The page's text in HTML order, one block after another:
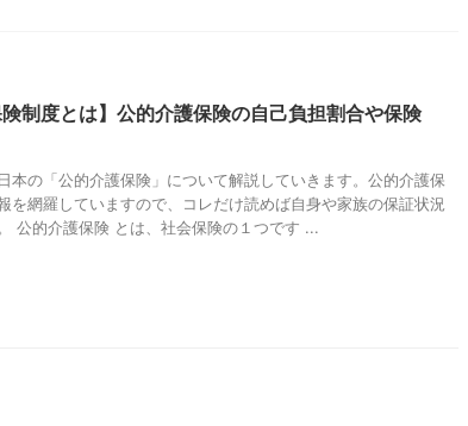
険制度とは】公的介護保険の自己負担割合や保険
本の「公的介護保険」について解説していきます。公的介護保
を網羅していますので、コレだけ読めば自身や家族の保証状況
公的介護保険 とは、社会保険の１つです ...